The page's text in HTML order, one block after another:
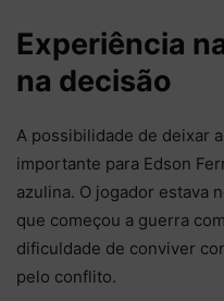
Experiência
na decisão
A possibilidade de deixar
importante para Edson
azulina. O jogador estava
que começou a guerra
dificuldade de conviver
pelo conflito.